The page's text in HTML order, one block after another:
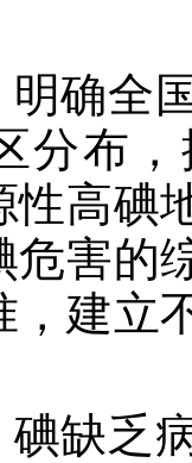
明确全
分布
性高碘
危害的
建立
碘缺乏